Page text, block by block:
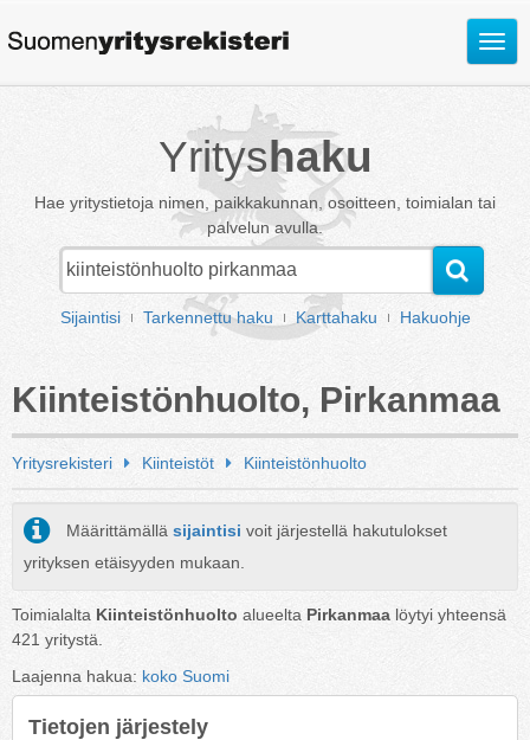
Avaa
Yrityshaku
Hae yritystietoja nimen, paikkakunnan, osoitteen, toimialan tai
palvelun avulla.
Sijaintisi Tarkennettu haku Karttahaku Hakuohje
Kiinteistönhuolto, Pirkanmaa
Yritysrekisteri Kiinteistöt Kiinteistönhuolto
Määrittämällä sijaintisi voit järjestellä hakutulokset
yrityksen etäisyyden mukaan.
Toimialalta Kiinteistönhuolto alueelta Pirkanmaa löytyi yhteensä
421 yritystä.
Laajenna hakua: koko Suomi
Tietojen järjestely